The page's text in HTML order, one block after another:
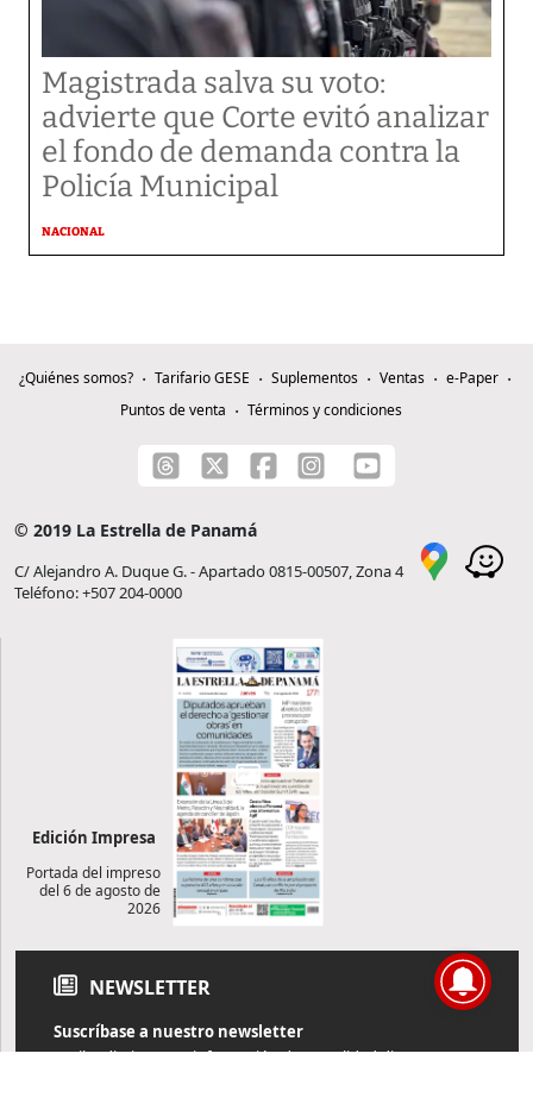
Magistrada salva su voto:
advierte que Corte evitó analizar
el fondo de demanda contra la
Policía Municipal
NACIONAL
¿Quiénes somos? Tarifario GESE Suplementos Ventas
e-Paper
Puntos de venta
Términos y condiciones
© 2019 La Estrella de Panamá
C/ Alejandro A. Duque G. - Apartado 0815-00507, Zona 4
Teléfono: +507 204-0000
Edición Impresa
Portada del impreso
del 6 de agosto de
2026
NEWSLETTER
Suscríbase a nuestro newsletter
Reciba diariamente información de actualidad directamente en